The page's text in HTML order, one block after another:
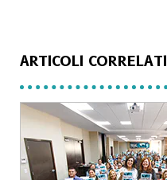
ARTICOLI CORRELATI